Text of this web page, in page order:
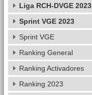
Liga RCH-DVGE 2023
Sprint VGE 2023
Sprint VGE
Ranking General
Ranking Activadores
Ranking 2023